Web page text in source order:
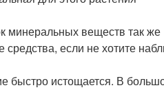
минеральных веществ так же
средства, если не хотите
быстро истощается. В